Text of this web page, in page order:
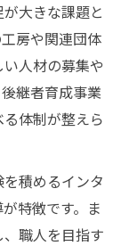
大きな課題と
房や関連団体
人材の募集や
継者育成事業
体制が整えら
積めるインタ
特徴です。ま
職人を目指す